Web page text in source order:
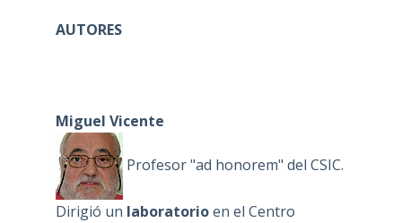
AUTORES
Miguel Vicente
Profesor "ad honorem" del CSIC.
Dirigió un laboratorioen el Centro